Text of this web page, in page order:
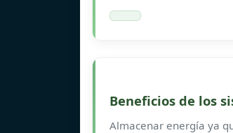
Beneficios de los
Almacenar energía ya